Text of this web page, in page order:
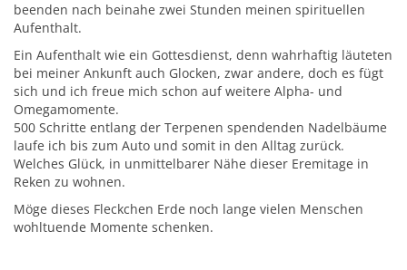
beenden nach beinahe zwei Stunden meinen spirituellen
Aufenthalt.
Ein Aufenthalt wie ein Gottesdienst, denn wahrhaftig läuteten
bei meiner Ankunft auch Glocken, zwar andere, doch es fügt
sich und ich freue mich schon auf weitere Alpha- und
Omegamomente.
500 Schritte entlang der Terpenen spendenden Nadelbäume
laufe ich bis zum Auto und somit in den Alltag zurück.
Welches Glück, in unmittelbarer Nähe dieser Eremitage in
Reken zu wohnen.
Möge dieses Fleckchen Erde noch lange vielen Menschen
wohltuende Momente schenken.